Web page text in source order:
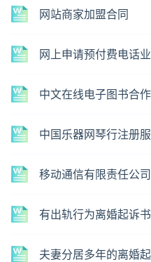
网站商家加盟合同
网上申请预付费电话
中文在线电子图书合
中国乐器网琴行注册
移动通信有限责任公
有出轨行为离婚起诉书
夫妻分居多年的离婚